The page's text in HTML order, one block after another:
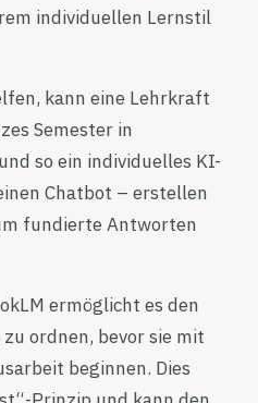
individuellen Lernstil
kann eine Lehrkraft
Semester in
so ein individuelles KI-
Chatbot – erstellen
fundierte Antworten
ermöglicht es den
ordnen, bevor sie mit
beginnen. Dies